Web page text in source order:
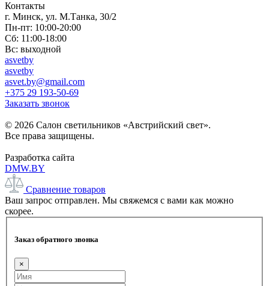
Контакты
г. Минск, ул. М.Танка, 30/2
Пн-пт: 10:00-20:00
Сб: 11:00-18:00
Вс: выходной
asvetby
asvetby
asvet.by@gmail.com
+375 29 193-50-69
Заказать звонок
© 2026 Салон светильников «Австрийский свет».
Все права защищены.
Разработка сайта
DMW.BY
Сравнение товаров
Ваш запрос отправлен. Мы свяжемся с вами как можно
скорее.
Заказ обратного звонка
×